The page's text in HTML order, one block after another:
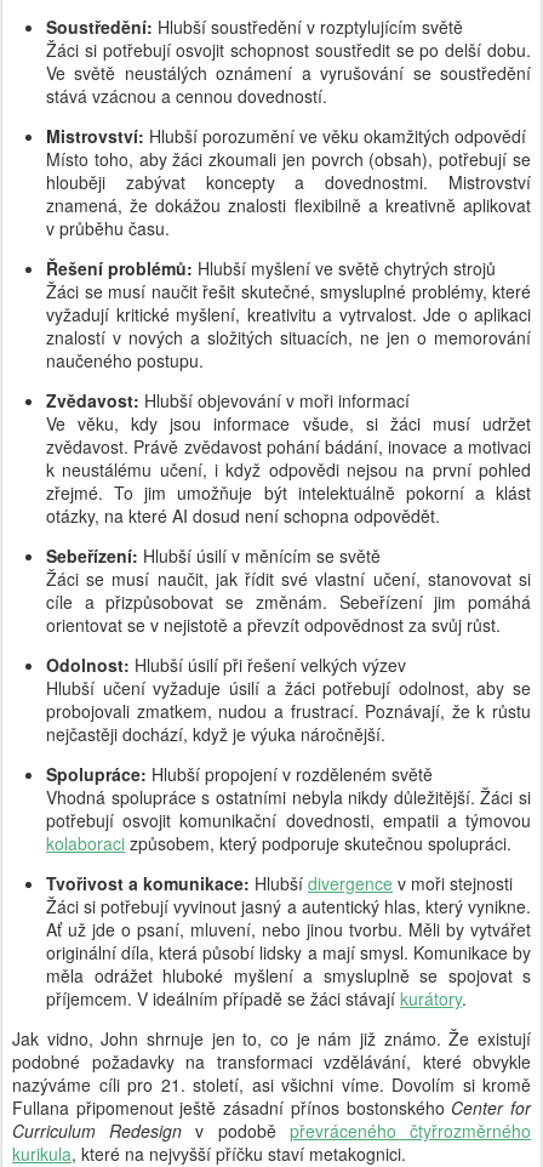
Soustředění: Hlubší soustředění v rozptylujícím světě
Žáci si potřebují osvojit schopnost soustředit se po delší dobu.
Ve světě neustálých oznámení a vyrušování se soustředění
stává vzácnou a cennou dovedností.
Mistrovství: Hlubší porozumění ve věku okamžitých odpovědí
Místo toho, aby žáci zkoumali jen povrch (obsah), potřebují se
hlouběji zabývat koncepty a dovednostmi. Mistrovství
znamená, že dokážou znalosti flexibilně a kreativně aplikovat
v průběhu času.
Řešení problémů: Hlubší myšlení ve světě chytrých strojů
Žáci se musí naučit řešit skutečné, smysluplné problémy, které
vyžadují kritické myšlení, kreativitu a vytrvalost. Jde o aplikaci
znalostí v nových a složitých situacích, ne jen o memorování
naučeného postupu.
Zvědavost: Hlubší objevování v moři informací
Ve věku, kdy jsou informace všude, si žáci musí udržet
zvědavost. Právě zvědavost pohání bádání, inovace a motivaci
k neustálému učení, i když odpovědi nejsou na první pohled
zřejmé. To jim umožňuje být intelektuálně pokorní a klást
otázky, na které AI dosud není schopna odpovědět.
Sebeřízení: Hlubší úsilí v měnícím se světě
Žáci se musí naučit, jak řídit své vlastní učení, stanovovat si
cíle a přizpůsobovat se změnám. Sebeřízení jim pomáhá
orientovat se v nejistotě a převzít odpovědnost za svůj růst.
Odolnost: Hlubší úsilí při řešení velkých výzev
Hlubší učení vyžaduje úsilí a žáci potřebují odolnost, aby se
probojovali zmatkem, nudou a frustrací. Poznávají, že k růstu
nejčastěji dochází, když je výuka náročnější.
Spolupráce: Hlubší propojení v rozděleném světě
Vhodná spolupráce s ostatními nebyla nikdy důležitější. Žáci si
potřebují osvojit komunikační dovednosti, empatii a týmovou
kolaboraci způsobem, který podporuje skutečnou spolupráci.
Tvořivost a komunikace: Hlubší divergence v moři stejnosti
Žáci si potřebují vyvinout jasný a autentický hlas, který vynikne.
Ať už jde o psaní, mluvení, nebo jinou tvorbu. Měli by vytvářet
originální díla, která působí lidsky a mají smysl. Komunikace by
měla odrážet hluboké myšlení a smysluplně se spojovat s
příjemcem. V ideálním případě se žáci stávají kurátory.
Jak vidno, John shrnuje jen to, co je nám již známo. Že existují
podobné požadavky na transformaci vzdělávání, které obvykle
nazýváme cíli pro 21. století, asi všichni víme. Dovolím si kromě
Fullana připomenout ještě zásadní přínos bostonského Center for
Curriculum Redesign v podobě převráceného čtyřrozměrného
kurikula, které na nejvyšší příčku staví metakognici.